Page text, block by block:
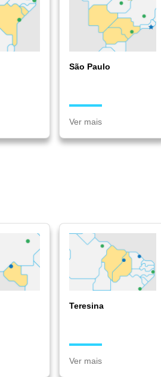
São Paulo
Ver mais
Teresina
Ver mais